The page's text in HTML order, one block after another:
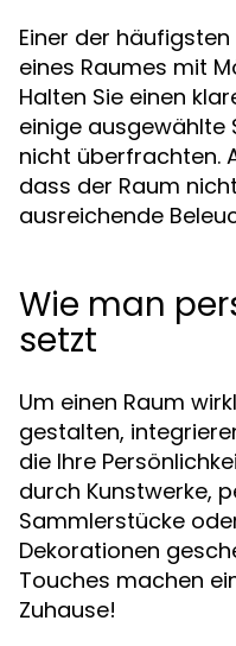
Einer der
eines Raumes mit
Halten Sie einen
einige ausgewählte
nicht überfrachten.
dass der Raum
ausreichende
Wie man
setzt
Um einen Raum
gestalten,
die Ihre
durch Kunstwerke,
Sammlerstücke
Dekorationen
Touches machen
Zuhause!